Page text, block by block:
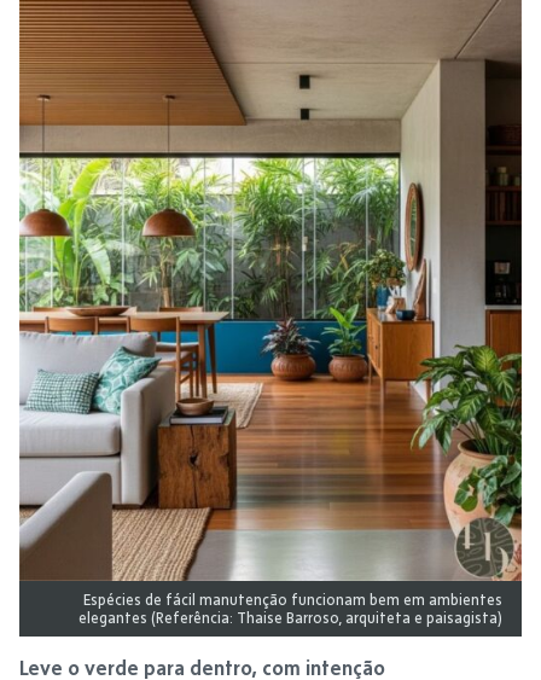
Espécies de fácil manutenção funcionam bem em ambientes
elegantes (Referência: Thaise Barroso, arquiteta e paisagista)
Leve o verde para dentro, com intenção